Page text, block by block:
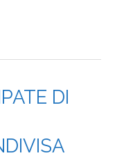
DI